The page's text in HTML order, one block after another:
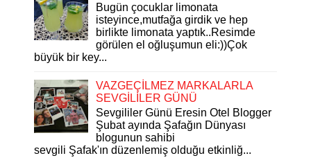
Bugün çocuklar limonata
isteyince,mutfağa girdik ve hep
birlikte limonata yaptık..Resimde
görülen el oğluşumun eli:))Çok
büyük bir key...
VAZGEÇİLMEZ MARKALARLA
SEVGİLİLER GÜNÜ
Sevgililer Günü Eresin Otel Blogger
Şubat ayında Şafağın Dünyası
blogunun sahibi
sevgili Şafak'ın düzenlemiş olduğu etkinliğ...